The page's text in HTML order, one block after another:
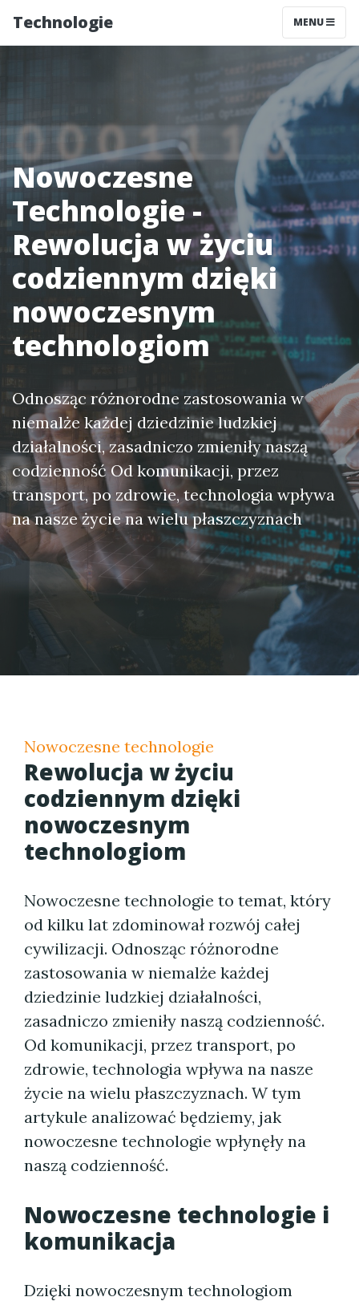
Technologie MENU
Nowoczesne
Technologie -
Rewolucja w życiu
codziennym dzięki
nowoczesnym
technologiom
Odnosząc różnorodne zastosowania w
niemalże każdej dziedzinie ludzkiej
działalności, zasadniczo zmieniły naszą
codzienność Od komunikacji, przez
transport, po zdrowie, technologia wpływa
na nasze życie na wielu płaszczyznach
Nowoczesne technologie
Rewolucja w życiu
codziennym dzięki
nowoczesnym
technologiom
Nowoczesne technologie to temat, który
od kilku lat zdominował rozwój całej
cywilizacji. Odnosząc różnorodne
zastosowania w niemalże każdej
dziedzinie ludzkiej działalności,
zasadniczo zmieniły naszą codzienność.
Od komunikacji, przez transport, po
zdrowie, technologia wpływa na nasze
życie na wielu płaszczyznach. W tym
artykule analizować będziemy, jak
nowoczesne technologie wpłynęły na
naszą codzienność.
Nowoczesne technologie i
komunikacja
Dzięki nowoczesnym technologiom